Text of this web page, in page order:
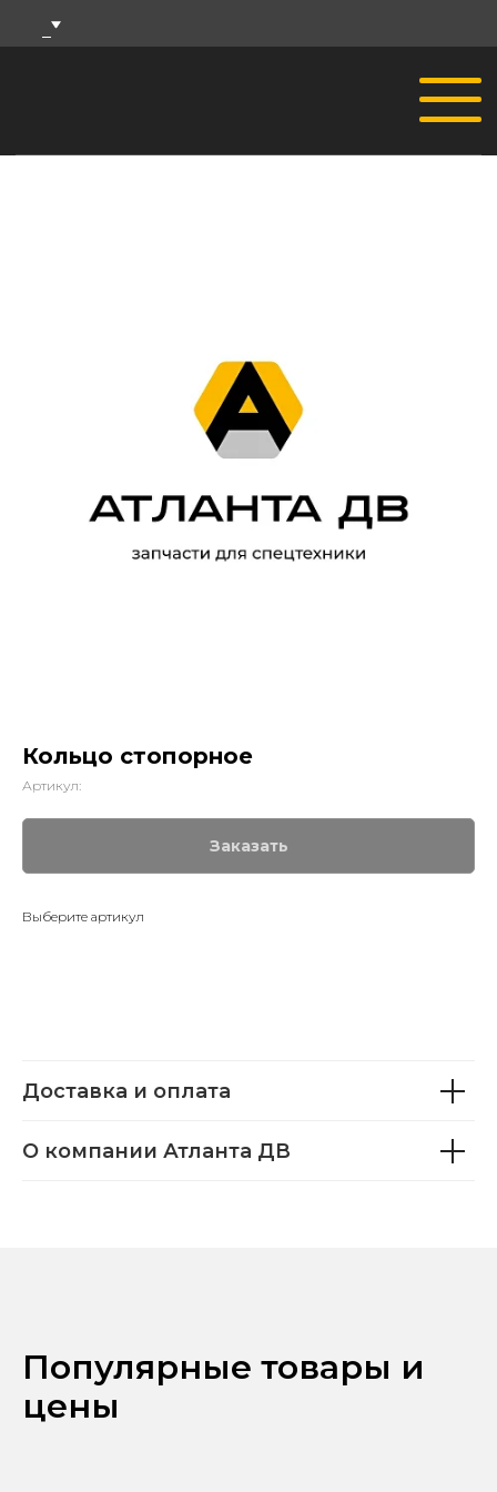
Кольцо стопорное
Артикул:
Заказать
Выберите артикул
Доставка и оплата
О компании Атланта ДВ
Популярные товары и
цены